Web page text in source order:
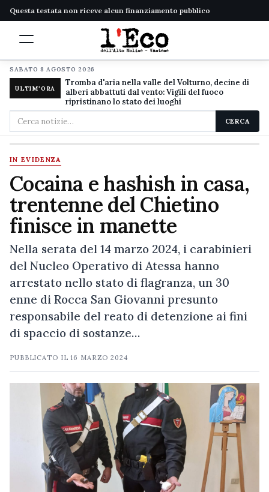
Questa testata non riceve alcun finanziamento pubblico
SABATO 8 AGOSTO 2026
ULTIM'ORA
Tromba d'aria nella valle del Volturno, decine di
alberi abbattuti dal vento: Vigili del fuoco
ripristinano lo stato dei luoghi
Cerca
nel
sito
CERCA
IN EVIDENZA
Cocaina e hashish in casa,
trentenne del Chietino
finisce in manette
Nella serata del 14 marzo 2024, i carabinieri
del Nucleo Operativo di Atessa hanno
arrestato nello stato di flagranza, un 30
enne di Rocca San Giovanni presunto
responsabile del reato di detenzione ai fini
di spaccio di sostanze…
PUBBLICATO IL16 MARZO 2024